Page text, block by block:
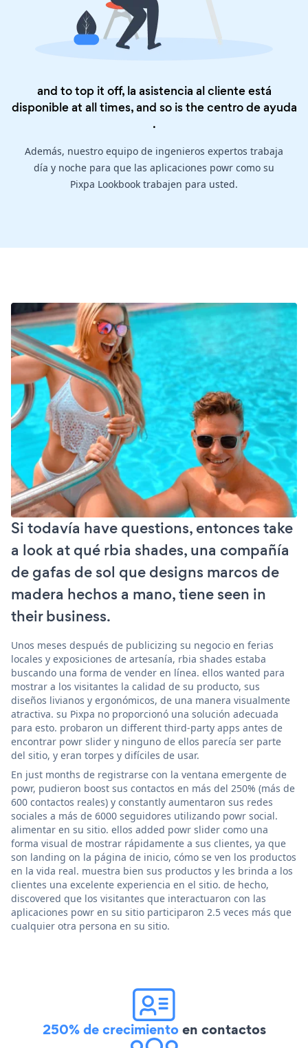
and to top it off, la asistencia al cliente está
disponible at all times, and so is thecentro de ayuda
.
Además, nuestro equipo de ingenieros expertos trabaja
día y noche para que las aplicaciones powr como su
Pixpa Lookbook trabajen para usted.
Si todavía have questions, entonces take
a look at qué rbia shades, una compañía
de gafas de sol que designs marcos de
madera hechos a mano, tiene seen in
their business.
Unos meses después de publicizing su negocio en ferias
locales y exposiciones de artesanía, rbia shades estaba
buscando una forma de vender en línea. ellos wanted para
mostrar a los visitantes la calidad de su producto, sus
diseños livianos y ergonómicos, de una manera visualmente
atractiva. su Pixpa no proporcionó una solución adecuada
para esto. probaron un different third-party apps antes de
encontrar powr slider y ninguno de ellos parecía ser parte
del sitio, y eran torpes y difíciles de usar.
En just months de registrarse con la ventana emergente de
powr, pudieron boost sus contactos en más del 250% (más de
600 contactos reales) y constantly aumentaron sus redes
sociales a más de 6000 seguidores utilizando powr social.
alimentar en su sitio. ellos added powr slider como una
forma visual de mostrar rápidamente a sus clientes, ya que
son landing on la página de inicio, cómo se ven los productos
en la vida real. muestra bien sus productos y les brinda a los
clientes una excelente experiencia en el sitio. de hecho,
discovered que los visitantes que interactuaron con las
aplicaciones powr en su sitio participaron 2.5 veces más que
cualquier otra persona en su sitio.
250% de crecimientoen contactos